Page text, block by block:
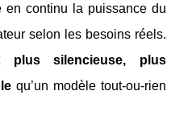
en continu la puissance du
selon les besoins réels.
plus silencieuse, plus
qu’un modèle tout‑ou‑rien